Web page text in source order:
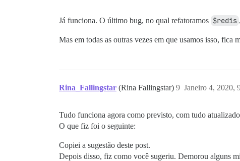
Já funciona. O último bug, no qual refatoramos $redis
Mas em todas as outras vezes em que usamos isso, fica
Rina_Fallingstar (Rina Fallingstar) Janeiro 4, 2020,
9
Tudo funciona agora como previsto, com tudo
O que fiz foi o seguinte:
Copiei a sugestão deste post.
Depois disso, fiz como você sugeriu. Demorou alguns